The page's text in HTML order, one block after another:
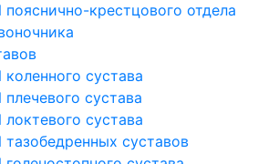
крестцового отдела
сустава
сустава
сустава
суставов